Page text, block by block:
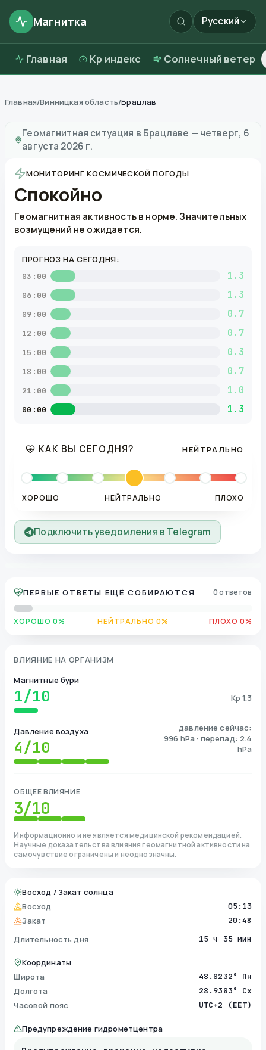
Магнитка Русский
Главная Kp индекс Солнечный ветер
Главная/Винницкая область/Брацлав
Геомагнитная ситуация в Брацлаве — четверг, 6
августа 2026 г.
МОНИТОРИНГ КОСМИЧЕСКОЙ ПОГОДЫ
Спокойно
Геомагнитная активность в норме. Значительных
возмущений не ожидается.
ПРОГНОЗ НА СЕГОДНЯ:
03:00 1.3
06:00 1.3
09:00 0.7
12:00 0.7
15:00 0.3
18:00 0.7
21:00 1.0
00:00 1.3
КАК ВЫ СЕГОДНЯ? НЕЙТРАЛЬНО
ХОРОШО НЕЙТРАЛЬНО ПЛОХО
Подключить уведомления в Telegram
ПЕРВЫЕ ОТВЕТЫ ЕЩЁ СОБИРАЮТСЯ 0 ответов
ХОРОШО 0% НЕЙТРАЛЬНО 0% ПЛОХО 0%
ВЛИЯНИЕ НА ОРГАНИЗМ
Магнитные бури
1/10 Kp 1.3
Давление воздуха
4/10
давление сейчас:
996 hPa · перепад: 2.4
hPa
ОБЩЕЕ ВЛИЯНИЕ
3/10
Информационно и не является медицинской рекомендацией.
Научные доказательства влияния геомагнитной активности на
самочувствие ограничены и неоднозначны.
Восход / Закат солнца
Восход
05:13
Закат 20:48
Длительность дня 15 ч 35 мин
Координаты
Широта
48.8232° Пн
Долгота 28.9383° Сх
Часовой пояс UTC+2 (EET)
Предупреждение гидрометцентра